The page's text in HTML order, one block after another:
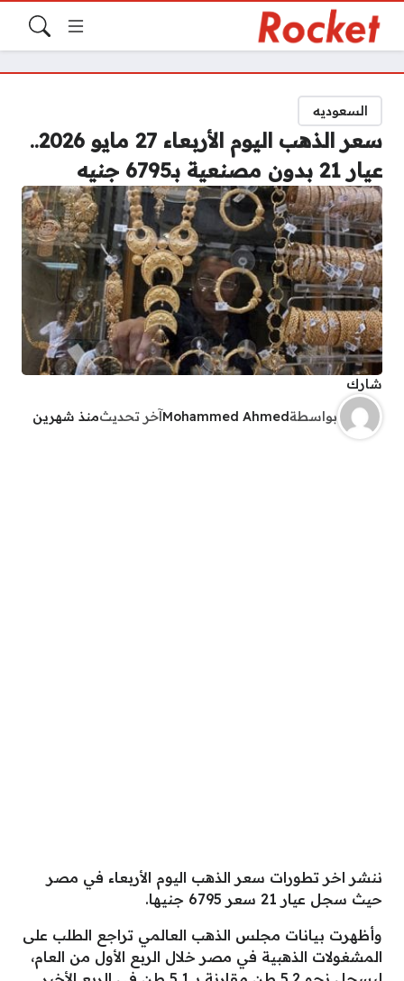
السعوديه
سعر الذهب اليوم الأربعاء 27 مايو 2026..
عيار 21 بدون مصنعية بـ6795 جنيه
شارك
بواسطةMohammed Ahmedآخر تحديثمنذ شهرين
ننشر اخر تطورات سعر الذهب اليوم الأربعاء في مصر
حيث سجل عيار 21 سعر 6795 جنيها.
وأظهرت بيانات مجلس الذهب العالمي تراجع الطلب على
المشغولات الذهبية في مصر خلال الربع الأول من العام،